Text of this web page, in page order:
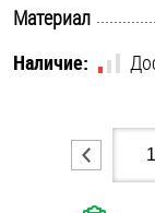
Шпильки
Шплинты
Штифты и
Материал
Наличие: